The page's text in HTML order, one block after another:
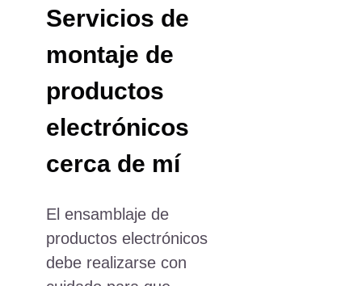
Growth
Servicios de
montaje de
productos
electrónicos
cerca de mí
El ensamblaje de
productos electrónicos
debe realizarse con